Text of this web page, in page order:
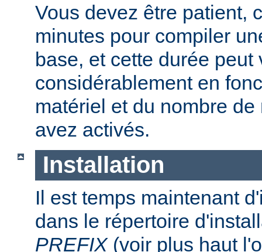
Vous devez être patient,
minutes pour compiler
base, et cette durée peut
considérablement en
matériel et du nombre
avez activés.
Installation
Il est temps maintenant
dans le répertoire
PREFIX(voir plus haut